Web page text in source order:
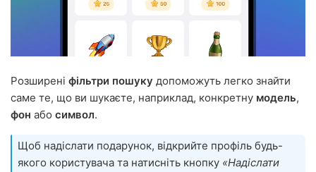
Розширені фільтри пошуку допоможуть легко знайти
саме те, що ви шукаєте, наприклад, конкретну модель,
фон або символ.
Щоб надіслати подарунок, відкрийте профіль будь-
якого користувача та натисніть кнопку «Надіслати